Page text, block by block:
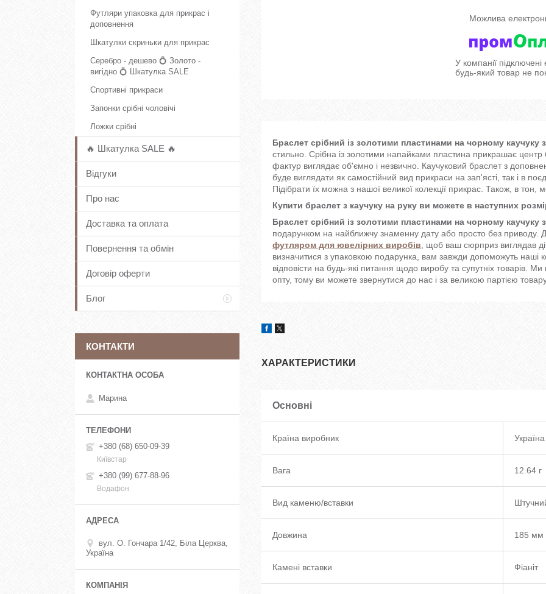
У компанії
будь-який товар не
Браслет срібний із золотими пластинами на чорному каучуку
стильно. Срібна із золотими напайками пластина прикрашає центр
фактур виглядає об'ємно і незвично. Каучуковий браслет з
буде виглядати як самостійний вид прикраси на зап'ясті, так і в
Підібрати їх можна з нашої великої колекції прикрас. Також, в
Купити браслет з каучуку на руку ви можете в наступних
Браслет срібний із золотими пластинами на чорному каучуку
подарунком на найближчу знаменну дату або просто без
футляром для ювелірних виробів, щоб ваш сюрприз виглядав
визначитися з упаковкою подарунка, вам завжди допоможуть наші
відповісти на будь-які питання щодо виробу та супутніх товарів.
опту, тому ви можете звернутися до нас і за великою партією
ХАРАКТЕРИСТИКИ
Основні
Країна виробник Україна
Вага 12.64 г
Вид каменю/вставки
Довжина 185 мм
Камені вставки Фіаніт
Футляри упаковка для прикрас і
доповнення
Шкатулки скриньки для прикрас
Серебро - дешево 💍 Золото -
вигідно 💍 Шкатулка SALE
Спортивні прикраси
Запонки срібні чоловічі
Ложки срібні
🔥 Шкатулка SALE 🔥
Відгуки
Про нас
Доставка та оплата
Повернення та обмін
Договір оферти
Блог
КОНТАКТИ
Марина
+380 (68) 650-09-39
Київстар
+380 (99) 677-88-96
Водафон
вул. О. Гончара 1/42, Біла Церква,
Україна